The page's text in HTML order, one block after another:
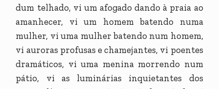
dum telhado, vi um afogado dando à praia ao
amanhecer, vi um homem batendo numa
mulher, vi uma mulher batendo num homem,
vi auroras profusas e chamejantes, vi poentes
dramáticos, vi uma menina morrendo num
pátio, vi as luminárias inquietantes dos